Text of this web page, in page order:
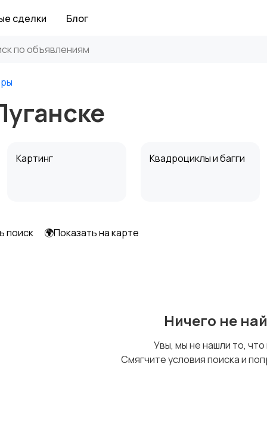
сделки Блог
Картинг Квадроциклы и багги
поиск 🌍Показать на карте
Ничего не
Увы, мы не нашли то, что
Смягчите условия поиска и